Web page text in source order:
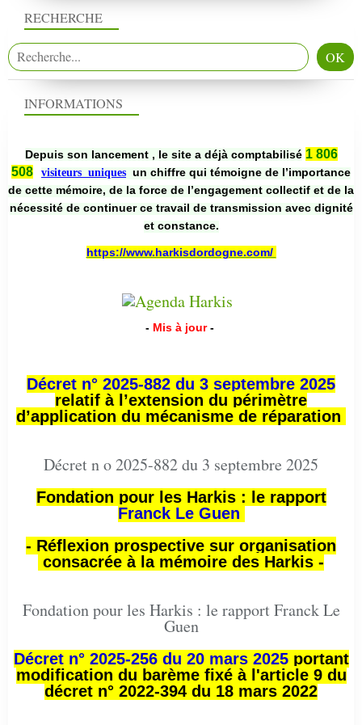
RECHERCHE
INFORMATIONS
Depuis son lancement , le site a déjà comptabilisé 1 806
508
visiteurs uniques un chiffre qui témoigne de l’importance
de cette mémoire, de la force de l’engagement collectif et de la
nécessité de continuer ce travail de transmission avec dignité
et constance.
https://www.harkisdordogne.com/
- Mis à jour -
Décret n° 2025-882 du 3 septembre 2025
relatif à l’extension du périmètre
d’application du mécanisme de réparation
Décret n o 2025-882 du 3 septembre 2025
Fondation pour les Harkis : le rapport
Franck Le Guen
- Réflexion prospective sur organisation
consacrée à la mémoire des Harkis -
Fondation pour les Harkis : le rapport Franck Le
Guen
Décret n° 2025-256 du 20 mars 2025portant
modification du barème fixé à l'article 9 du
décret n° 2022-394 du 18 mars 2022